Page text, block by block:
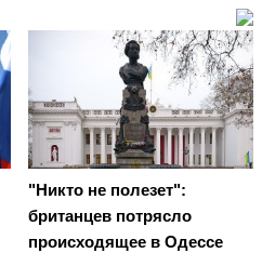
"Никто не полезет":
британцев потрясло
происходящее в Одессе